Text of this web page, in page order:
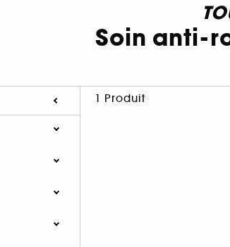
Soin anti-
1 Produit